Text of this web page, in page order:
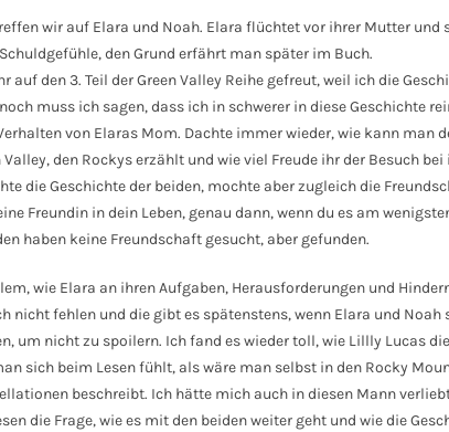
wir auf Elara und Noah. Elara flüchtet vor ihrer Mutter und
den Grund erfährt man später im Buch.
auf den 3. Teil der Green Valley Reihe gefreut, weil ich die
muss ich sagen, dass ich in schwerer in diese Geschichte
von Elaras Mom. Dachte immer wieder, wie kann man
Valley, den Rockys erzählt und wie viel Freude ihr der Besuch
die Geschichte der beiden, mochte aber zugleich die
Freundin in dein Leben, genau dann, wenn du es am
haben keine Freundschaft gesucht, aber gefunden.
wie Elara an ihren Aufgaben, Herausforderungen und
nicht fehlen und die gibt es spätenstens, wenn Elara und
um nicht zu spoilern. Ich fand es wieder toll, wie Lillly Lucas
sich beim Lesen fühlt, als wäre man selbst in den Rocky
beschreibt. Ich hätte mich auch in diesen Mann
die Frage, wie es mit den beiden weiter geht und wie die